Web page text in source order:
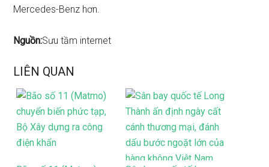
Mercedes-Benz hơn.
Nguồn:Sưu tầm internet
LIÊN QUAN